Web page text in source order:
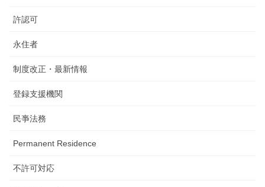
許認可
永住者
制度改正・最新情報
登録支援機関
民亊法務
Permanent Residence
不許可対応